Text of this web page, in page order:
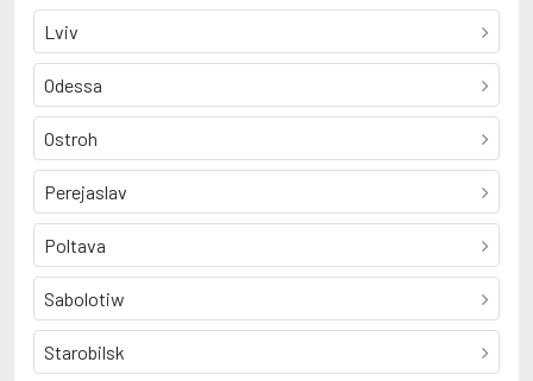
Lviv
Odessa
Ostroh
Perejaslav
Poltava
Sabolotiw
Starobilsk